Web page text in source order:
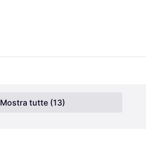
Mostra tutte (13)